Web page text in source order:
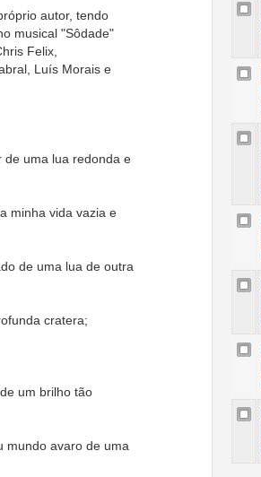
autor, tendo
musical "Sôdade"
Felix,
Luís Morais e
de uma lua redonda e
minha vida vazia e
de uma lua de outra
cratera;
um brilho tão
mundo avaro de uma